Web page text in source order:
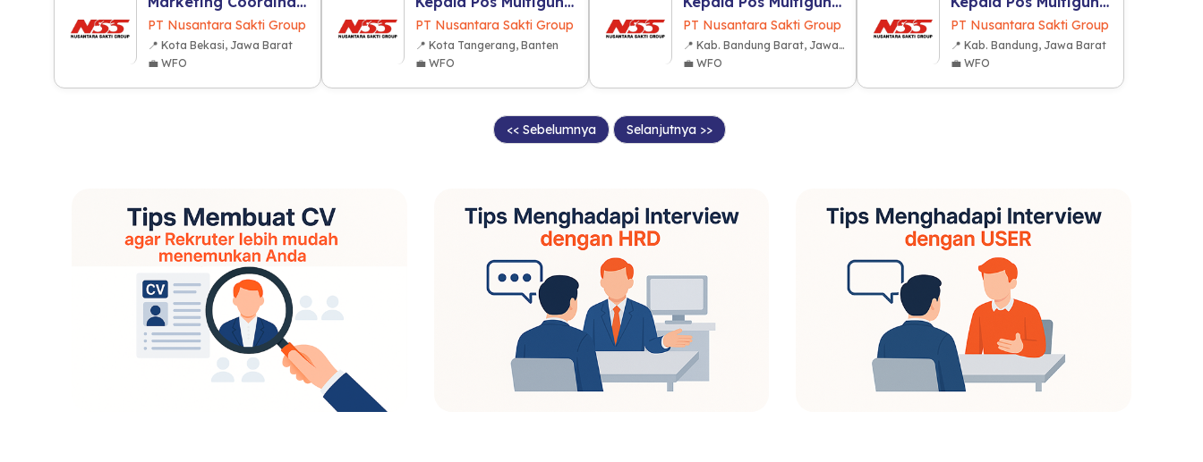
PT Nusantara Sakti Group
📍 Kota Bekasi, Jawa Barat
💼 WFO
PT Nusantara Sakti Group
📍 Kota Tangerang, Banten
💼 WFO
PT Nusantara Sakti Group
📍 Kab. Bandung Barat, Jawa Barat
💼 WFO
PT Nusantara Sakti Group
📍 Kab. Bandung, Jawa Barat
💼 WFO
<< Sebelumnya Selanjutnya >>